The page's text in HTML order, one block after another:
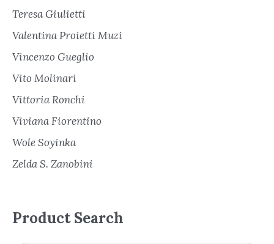
Teresa Giulietti
Valentina Proietti Muzi
Vincenzo Gueglio
Vito Molinari
Vittoria Ronchi
Viviana Fiorentino
Wole Soyinka
Zelda S. Zanobini
Product Search